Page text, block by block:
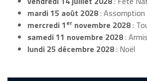
mardi 15 août 2028: Assomption
mercredi 1er novembre 2028:
samedi 11 novembre 2028:
lundi 25 décembre 2028: Noël